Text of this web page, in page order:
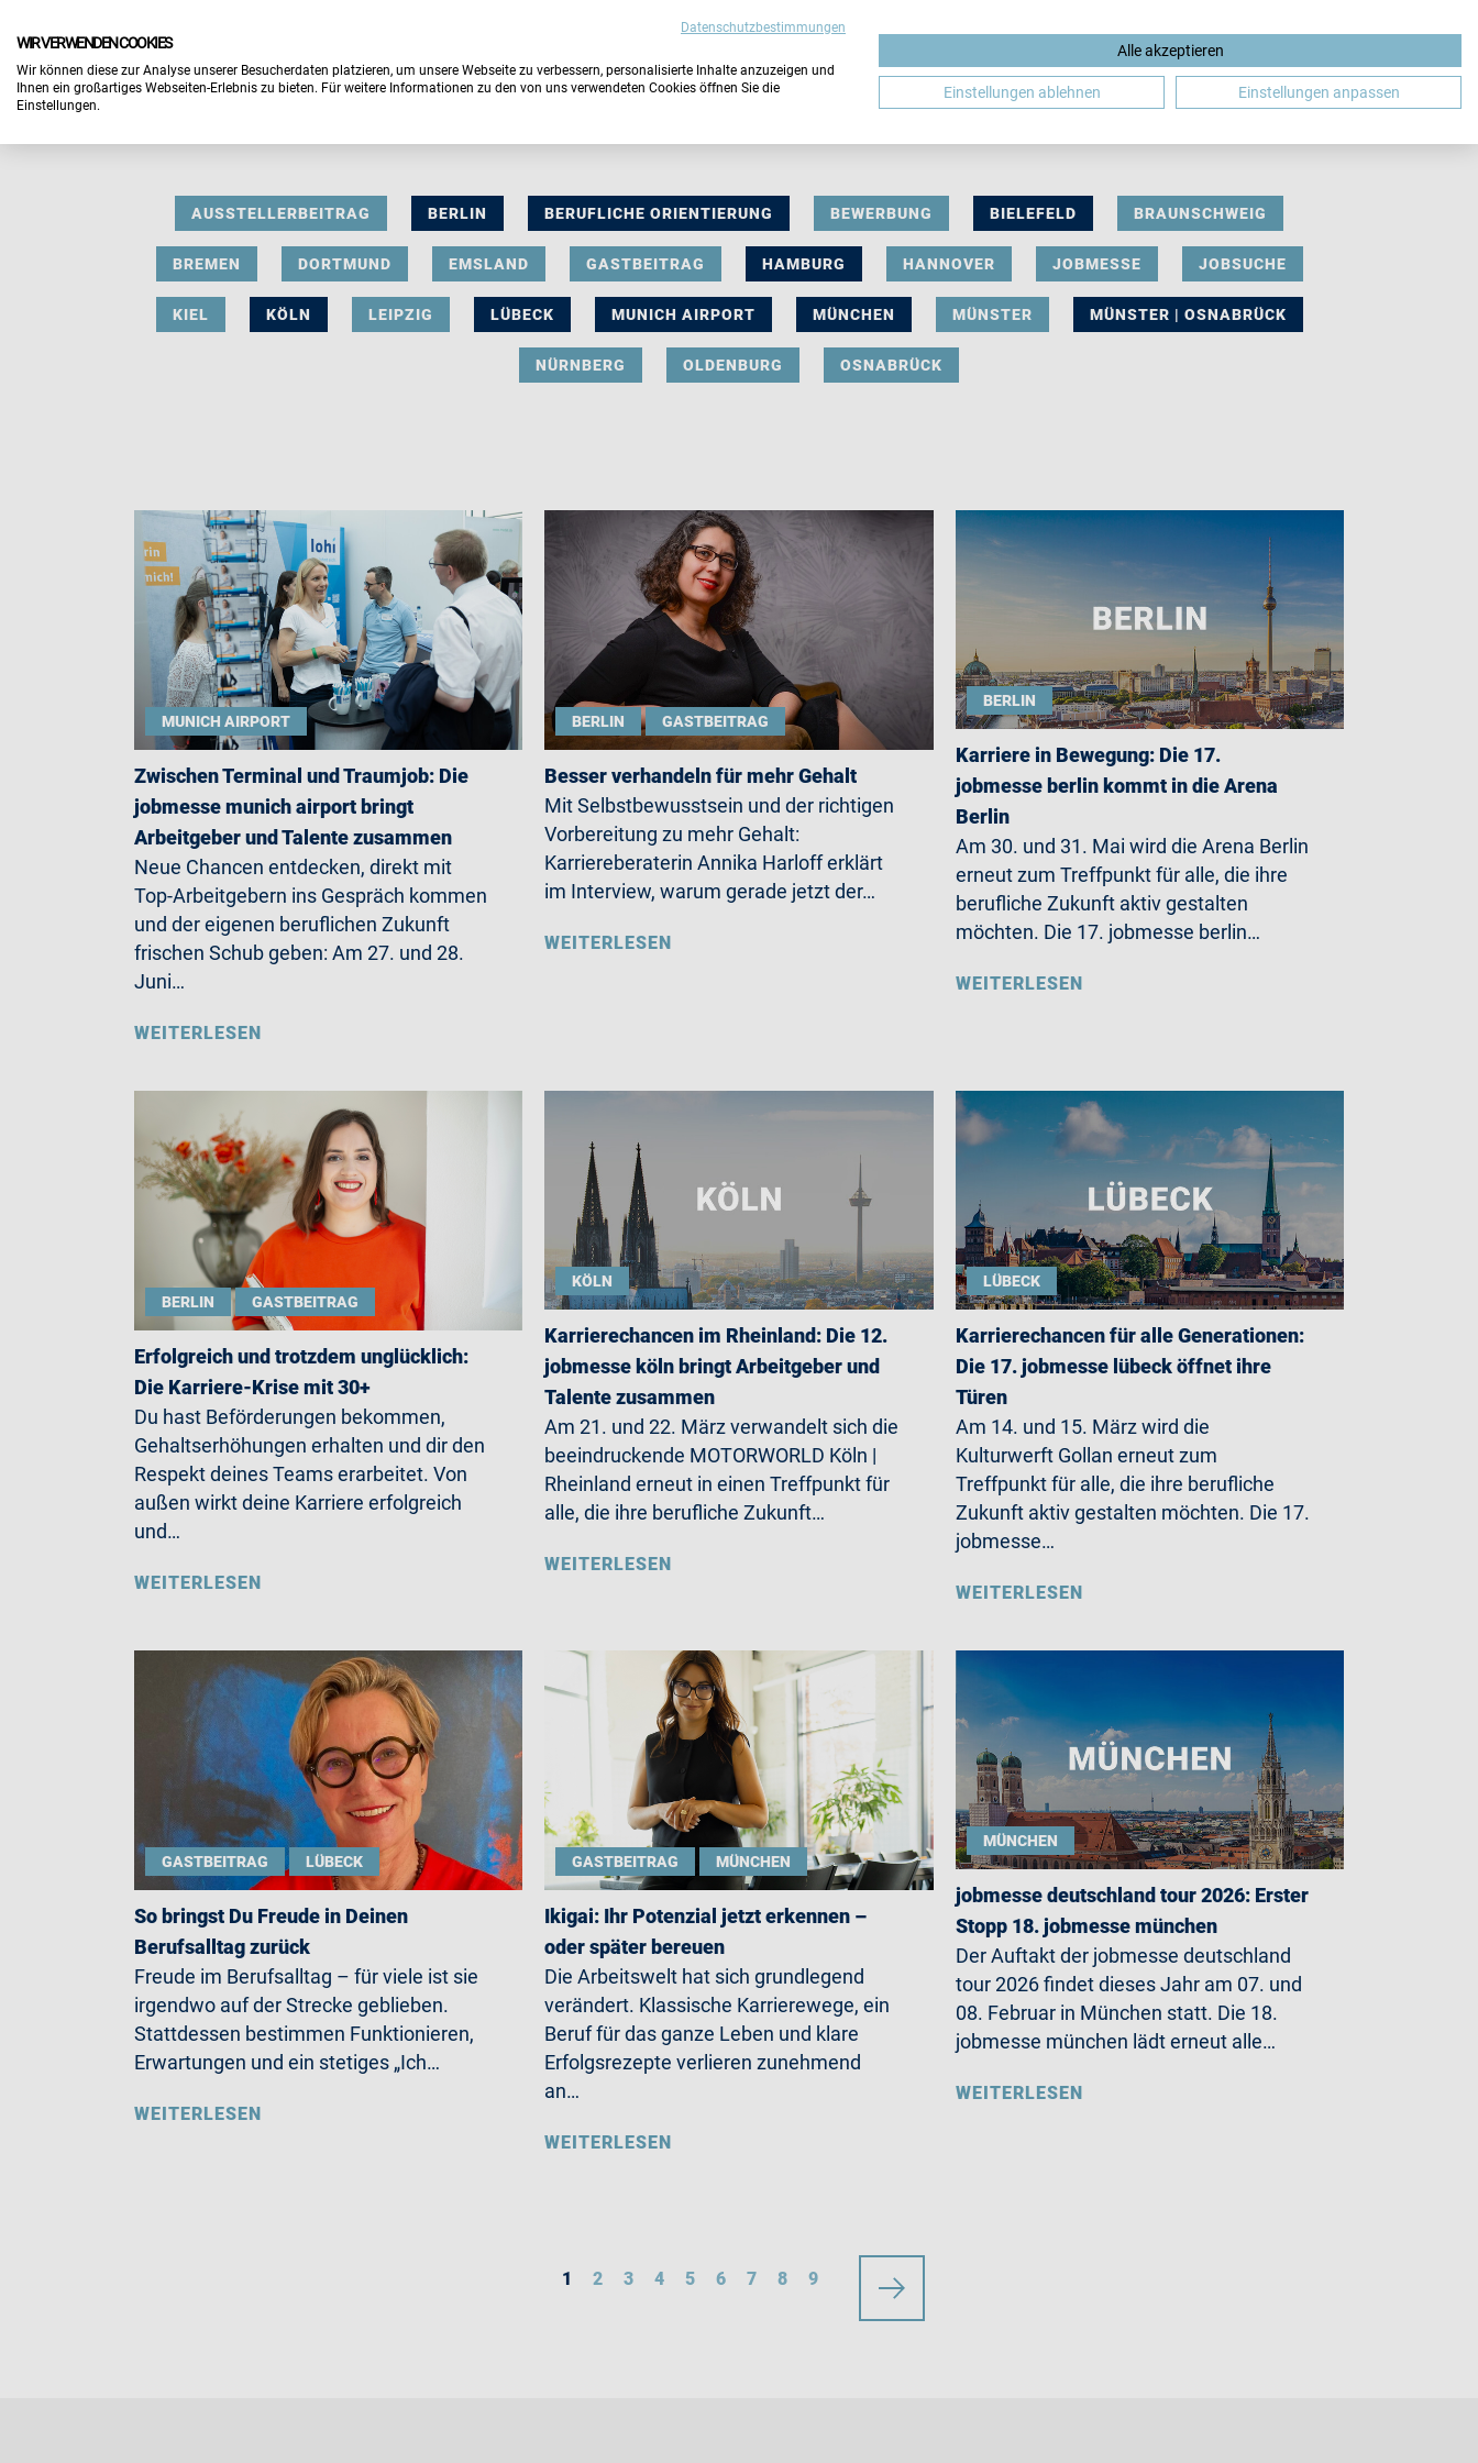
DE
AUSSTELLERBEITRAG BERLIN BERUFLICHE ORIENTIERUNG BEWERBUNG BIELEFELD BRAUNSCHWEIG
BREMEN DORTMUND EMSLAND GASTBEITRAG HAMBURG HANNOVER JOBMESSE JOBSUCHE
KIEL KÖLN LEIPZIG LÜBECK MUNICH AIRPORT MÜNCHEN MÜNSTER MÜNSTER | OSNABRÜCK
NÜRNBERG OLDENBURG OSNABRÜCK
MUNICH AIRPORT
Zwischen Terminal und Traumjob: Die
jobmesse munich airport bringt
Arbeitgeber und Talente zusammen
Neue Chancen entdecken, direkt mit
Top-Arbeitgebern ins Gespräch kommen
und der eigenen beruflichen Zukunft
frischen Schub geben: Am 27. und 28.
Juni…
WEITERLESEN
BERLIN GASTBEITRAG
Besser verhandeln für mehr Gehalt
Mit Selbstbewusstsein und der richtigen
Vorbereitung zu mehr Gehalt:
Karriereberaterin Annika Harloff erklärt
im Interview, warum gerade jetzt der…
WEITERLESEN
BERLIN
Karriere in Bewegung: Die 17.
jobmesse berlin kommt in die Arena
Berlin
Am 30. und 31. Mai wird die Arena Berlin
erneut zum Treffpunkt für alle, die ihre
berufliche Zukunft aktiv gestalten
möchten. Die 17. jobmesse berlin…
WEITERLESEN
BERLIN GASTBEITRAG
Erfolgreich und trotzdem unglücklich:
Die Karriere-Krise mit 30+
Du hast Beförderungen bekommen,
Gehaltserhöhungen erhalten und dir den
Respekt deines Teams erarbeitet. Von
außen wirkt deine Karriere erfolgreich
und…
WEITERLESEN
KÖLN
Karrierechancen im Rheinland: Die 12.
jobmesse köln bringt Arbeitgeber und
Talente zusammen
Am 21. und 22. März verwandelt sich die
beeindruckende MOTORWORLD Köln |
Rheinland erneut in einen Treffpunkt für
alle, die ihre berufliche Zukunft…
WEITERLESEN
LÜBECK
Karrierechancen für alle Generationen:
Die 17. jobmesse lübeck öffnet ihre
Türen
Am 14. und 15. März wird die
Kulturwerft Gollan erneut zum
Treffpunkt für alle, die ihre berufliche
Zukunft aktiv gestalten möchten. Die 17.
jobmesse…
WEITERLESEN
GASTBEITRAG LÜBECK
So bringst Du Freude in Deinen
Berufsalltag zurück
Freude im Berufsalltag – für viele ist sie
irgendwo auf der Strecke geblieben.
Stattdessen bestimmen Funktionieren,
Erwartungen und ein stetiges „Ich…
WEITERLESEN
GASTBEITRAG MÜNCHEN
Ikigai: Ihr Potenzial jetzt erkennen –
oder später bereuen
Die Arbeitswelt hat sich grundlegend
verändert. Klassische Karrierewege, ein
Beruf für das ganze Leben und klare
Erfolgsrezepte verlieren zunehmend
an…
WEITERLESEN
MÜNCHEN
jobmesse deutschland tour 2026: Erster
Stopp 18. jobmesse münchen
Der Auftakt der jobmesse deutschland
tour 2026 findet dieses Jahr am 07. und
08. Februar in München statt. Die 18.
jobmesse münchen lädt erneut alle…
WEITERLESEN
1 2 3 4 5 6 7 8 9
Datenschutzbestimmungen
WIR VERWENDEN COOKIES
Wir können diese zur Analyse unserer Besucherdaten platzieren, um unsere Webseite zu verbessern, personalisierte Inhalte anzuzeigen und
Ihnen ein großartiges Webseiten-Erlebnis zu bieten. Für weitere Informationen zu den von uns verwendeten Cookies öffnen Sie die
Einstellungen.
Alle akzeptieren
Einstellungen ablehnen Einstellungen anpassen